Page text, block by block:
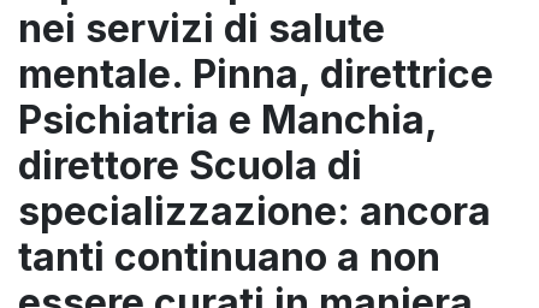
nei servizi di salute
mentale. Pinna, direttrice
Psichiatria e Manchia,
direttore Scuola di
specializzazione: ancora
tanti continuano a non